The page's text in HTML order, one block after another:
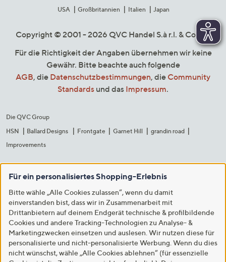
USA
Großbritannien Italien Japan
Copyright © 2001 - 2026 QVC Handel S.à r.l. & Co. KG
Für die Richtigkeit der Angaben übernehmen wir keine
Gewähr. Bitte beachte auch folgende
AGB, die Datenschutzbestimmungen, die Community
Standards und das Impressum.
Die QVC Group
HSN
Ballard Designs Frontgate Garnet Hill
grandin road
Improvements
Für ein personalisiertes Shopping-Erlebnis
Bitte wähle „Alle Cookies zulassen“, wenn du damit
einverstanden bist, dass wir in Zusammenarbeit mit
Drittanbietern auf deinem Endgerät technische & profilbildende
Cookies und andere Tracking-Technologien zu Analyse- &
Marketingzwecken einsetzen und auslesen. Wir nutzen diese für
personalisierte und nicht-personalisierte Werbung. Wenn du dies
nicht wünschst, wähle „Alle Cookies ablehnen“ (für essenzielle